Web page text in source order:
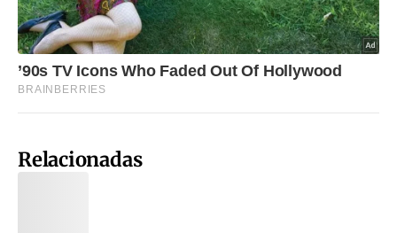
Relacionadas